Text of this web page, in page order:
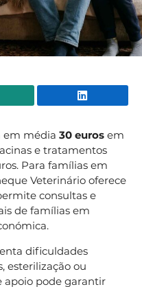
WhatsApp
em média 30 euros em
e tratamentos
Para famílias em
Veterinário oferece
consultas e
de famílias em
dificuldades
esterilização ou
apoio pode garantir